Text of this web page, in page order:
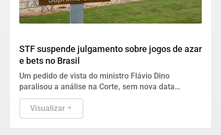
STF suspende julgamento sobre jogos de azar
e bets no Brasil
Um pedido de vista do ministro Flávio Dino
paralisou a análise na Corte, sem nova data
estipulada para o retorno.
Visualizar